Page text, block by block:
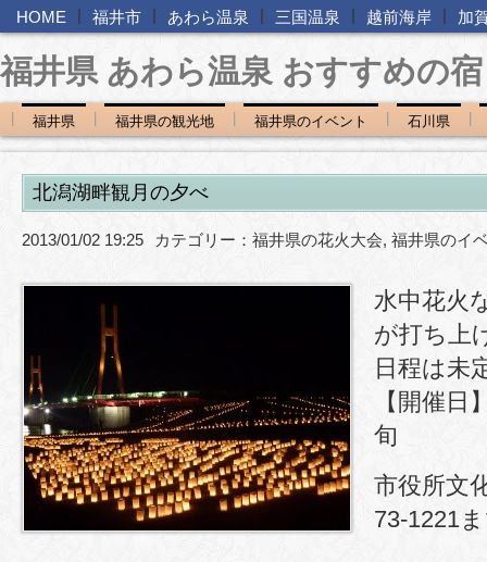
福井県 あわら温泉 おすすめの宿
HOME | 福井市 | あわら温泉 | 三国温泉 | 越前海岸 | 加
福井県 福井県の観光地 福井県のイベント 石川県
北潟湖畔観月の夕べ
2013/01/02 19:25 カテゴリー： 福井県の花火大会, 福井県のイ
水中花火
が打ち上
日程は未
【開催日
旬
市役所文
73-1221